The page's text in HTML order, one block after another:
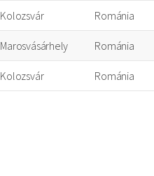
Kolozsvár Románia
Marosvásárhely Románia
Kolozsvár Románia